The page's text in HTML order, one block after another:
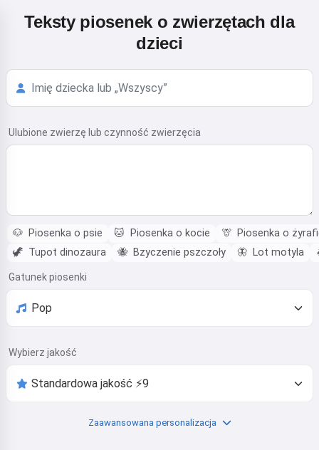
Teksty piosenek o zwierzętach dla
dzieci
Ulubione zwierzę lub czynność zwierzęcia
🐶 Piosenka o psie 🐱 Piosenka o kocie 🦒 Piosenka o
🦖 Tupot dinozaura 🐝 Bzyczenie pszczoły 🦋 Lot motyla
Gatunek piosenki
Wybierz jakość
Zaawansowana personalizacja